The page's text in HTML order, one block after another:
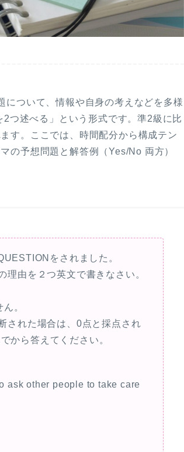
について、情報や自身の考えなどを多様
2つ述べる 」という形式です。準2級に比
す。ここでは、時間配分から構成テン
の予想問題と解答例（Yes/No 両方）
をされました。
由を２つ英文で書きなさい。
。
された場合は、0点と採点され
から答えてください。
ask other people to take care